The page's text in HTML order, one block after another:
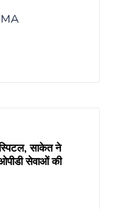
साकेत ने
सेवाओं की